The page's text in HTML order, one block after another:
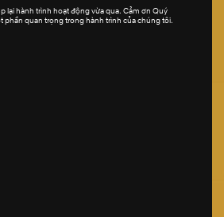
lại hành trình hoạt động vừa qua. Cảm ơn Quý
phần quan trọng trong hành trình của chúng tôi.